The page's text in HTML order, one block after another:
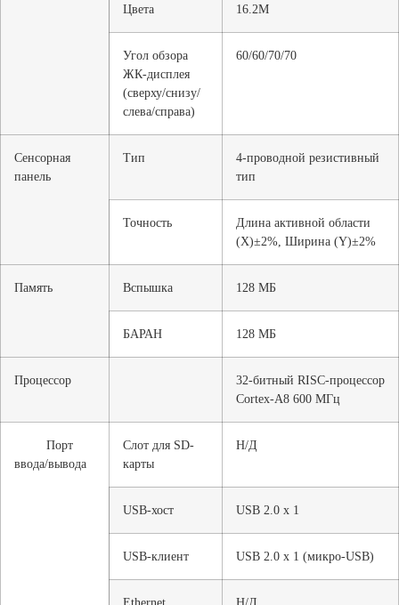
Цвета 16.2M
Угол обзора
ЖК-дисплея
(сверху/снизу/
слева/справа)
60/60/70/70
Сенсорная
панель
Тип
4-проводной резистивный
тип
Точность
Длина активной области
(X)±2%, Ширина (Y)±2%
Память Вспышка 128 МБ
БАРАН 128 МБ
Процессор
32-битный RISC-процессор
Cortex-A8 600 МГц
Порт
ввода/вывода
Слот для SD-
карты
Н/Д
USB-хост USB 2.0 х 1
USB-клиент USB 2.0 x 1 (микро-USB)